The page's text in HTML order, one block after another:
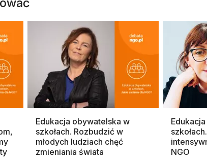
Edukacja obywatelska w
szkołach. Rozbudzić w
młodych ludziach chęć
zmieniania świata
NGO